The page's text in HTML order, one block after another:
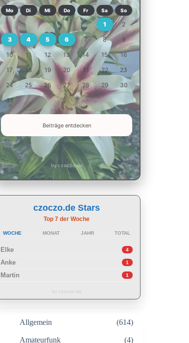
Mo Di Mi Do Fr Sa So
1 2
3 4 5 6 7 8 9
10 11 12 13 14 15 16
17 18 19 20 21 22 23
24 25 26 27 28 29 30
31
Beiträge entdecken
by czoczo.de
czoczo.de Stars
Top 7 der Woche
WOCHE MONAT JAHR TOTAL
Elke 4
Anke 1
Martin 1
by czoczo.de
Allgemein (614)
Amateurfunk (4)